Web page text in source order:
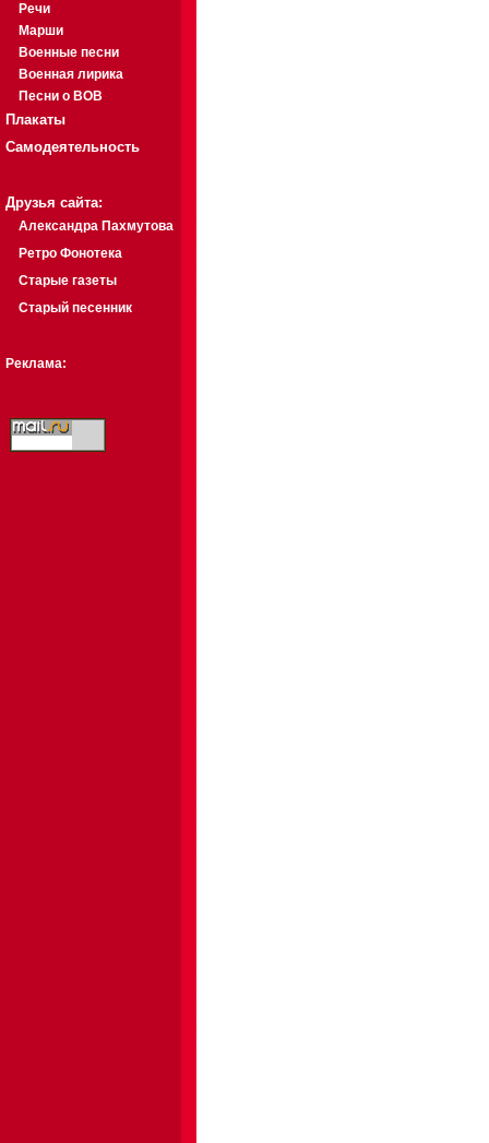
Речи
Марши
Военные песни
Военная лирика
Песни о ВОВ
Плакаты
Самодеятельность
Друзья сайта:
Александра Пахмутова
Ретро Фонотека
Старые газеты
Старый песенник
Реклама: